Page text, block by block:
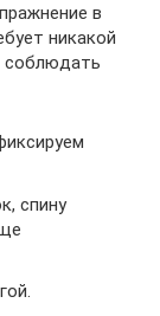
в
никакой
соблюдать
спину